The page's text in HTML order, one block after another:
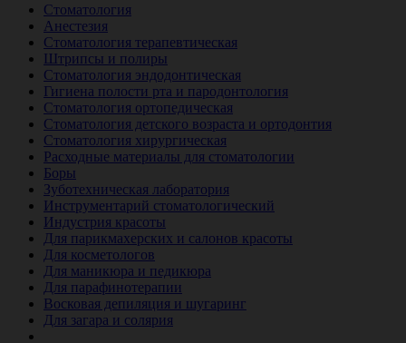
Стоматология
Анестезия
Стоматология терапевтическая
Штрипсы и полиры
Стоматология эндодонтическая
Гигиена полости рта и пародонтология
Стоматология ортопедическая
Стоматология детского возраста и ортодонтия
Стоматология хирургическая
Расходные материалы для стоматологии
Боры
Зуботехническая лаборатория
Инструментарий стоматологический
Индустрия красоты
Для парикмахерских и салонов красоты
Для косметологов
Для маникюра и педикюра
Для парафинотерапии
Восковая депиляция и шугаринг
Для загара и солярия